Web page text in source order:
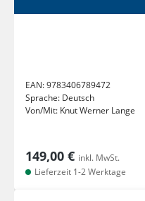
EAN:9783406789472
Sprache: Deutsch
Von/Mit: Knut Werner Lange
149,00 € inkl. MwSt.
Lieferzeit 1-2 Werktage